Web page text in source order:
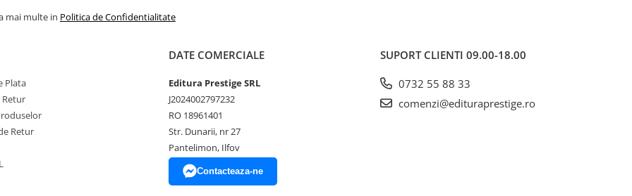
mai multe in Politica de Confidentialitate
Plata
Retur
Retur
DATE COMERCIALE
Editura Prestige SRL
J2024002797232
RO 18961401
Str. Dunarii, nr 27
Pantelimon, Ilfov
Contacteaza-ne
SUPORT CLIENTI 09.00-18.00
0732 55 88 33
comenzi@edituraprestige.ro